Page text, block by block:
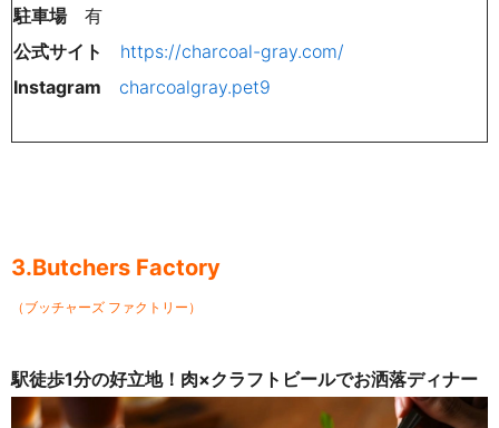
駐車場有
公式サイト
https://charcoal-gray.com/
Instagram charcoalgray.pet9
3.Butchers Factory
（ブッチャーズ ファクトリー）
駅徒歩1分の好立地！ 肉×クラフトビールでお洒落ディナー